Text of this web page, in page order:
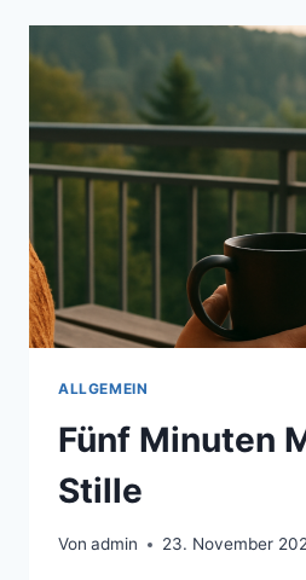
ALLGEMEIN
Fünf Minuten
Stille
Von admin 23. November